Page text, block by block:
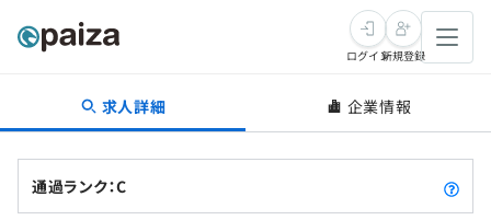
転職・キャリア
ログイン新規登録
求人詳細 企業情報
通過ランク：C